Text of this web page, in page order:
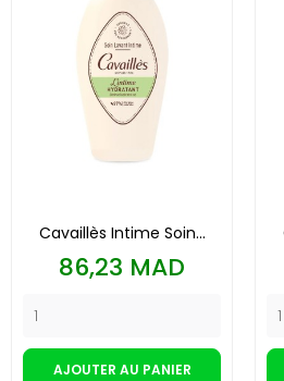
Cavaillès Intime Soin...
Prix
86,23 MAD
AJOUTER AU PANIER